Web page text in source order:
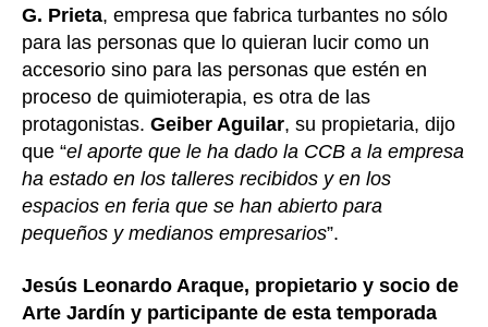
G. Prieta, empresa que fabrica turbantes no sólo
para las personas que lo quieran lucir como un
accesorio sino para las personas que estén en
proceso de quimioterapia, es otra de las
protagonistas. Geiber Aguilar, su propietaria, dijo
que “el aporte que le ha dado la CCB a la empresa
ha estado en los talleres recibidos y en los
espacios en feria que se han abierto para
pequeños y medianos empresarios”.
Jesús Leonardo Araque, propietario y socio de
Arte Jardín y participante de esta temporada